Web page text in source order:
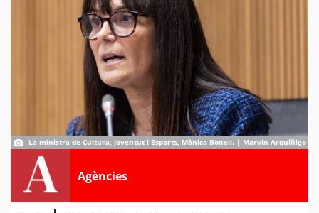
La ministra de Cultura, Joventut i Esports, Mònica Bonell. | Marvin Arquíñigo
Agències